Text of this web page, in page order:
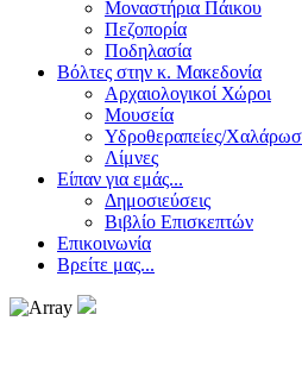
Μοναστήρια Πάικου
Πεζοπορία
Ποδηλασία
Βόλτες στην κ. Μακεδονία
Αρχαιολογικοί Χώροι
Μουσεία
Υδροθεραπείες/
Λίμνες
Είπαν για εμάς...
Δημοσιεύσεις
Βιβλίο Επισκεπτών
Επικοινωνία
Βρείτε μας...